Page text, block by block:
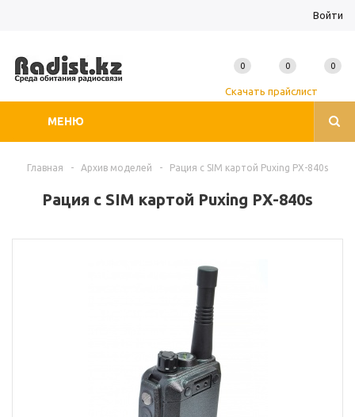
Войти
МЕНЮ
Скачать прайслист
0 0 0
Главная - Архив моделей - Рация с SIM картой Puxing PX-840s
Рация с SIM картой Puxing PX-840s